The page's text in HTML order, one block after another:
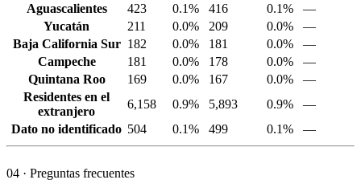
Aguascalientes 423 0.1% 416 0.1%
—
Yucatán
211 0.0% 209 0.0%
—
Baja California Sur 182 0.0% 181 0.0%
—
Campeche
181 0.0% 178 0.0%
—
Quintana Roo
169 0.0% 167 0.0%
—
Residentes en el
extranjero
6,158 0.9% 5,893 0.9%
—
Dato no identificado 504 0.1% 499 0.1% —
04 · Preguntas frecuentes